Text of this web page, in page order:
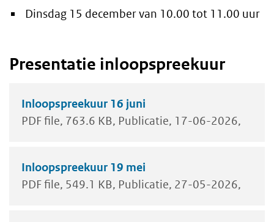
Dinsdag 15 december van 10.00 tot 11.00 uur
Presentatie inloopspreekuur
Inloopspreekuur 16 juni
PDF file 763.6 KB Publicatie 17-06-2026
Inloopspreekuur 19 mei
PDF file 549.1 KB Publicatie 27-05-2026